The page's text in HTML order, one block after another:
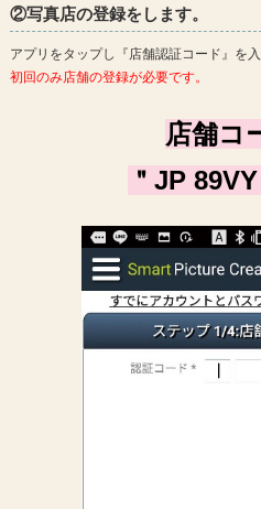
②写真店の登録をします。
アプリをタップし『店舗認証コード』を入
初回のみ店舗の登録が必要です。
店舗コ
＂JP